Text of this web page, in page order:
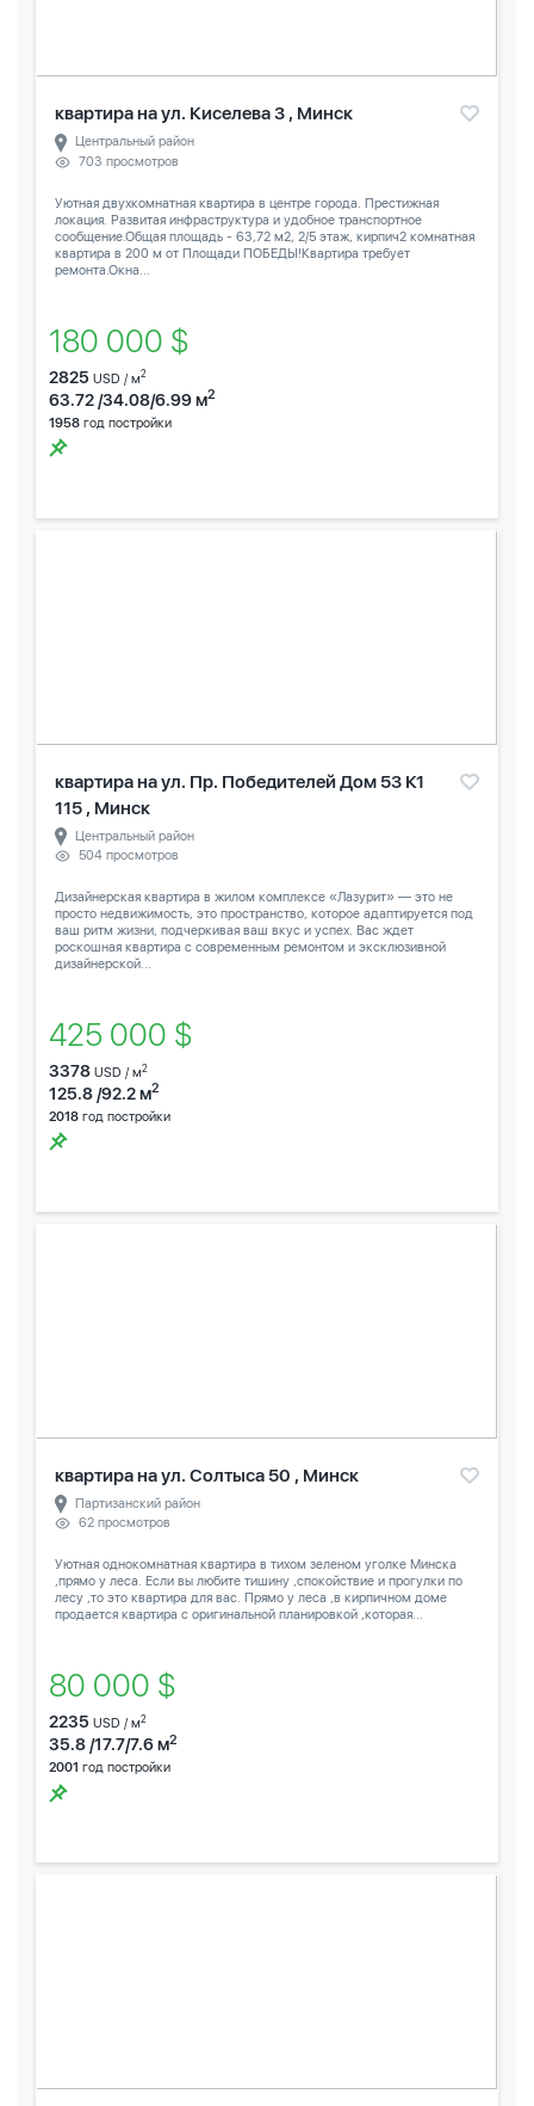
квартира на ул. Киселева 3 , Минск
Центральный район
703 просмотров
Уютная двухкомнатная квартира в центре города. Престижная
локация. Развитая инфраструктура и удобное транспортное
сообщение.Общая площадь - 63,72 м2, 2/5 этаж, кирпич2 комнатная
квартира в 200 м от Площади ПОБЕДЫ!Квартира требует
ремонта.Окна...
180 000 $
2825 USD / м2
63.72 /34.08/6.99 м2
1958 год постройки
квартира на ул. Пр. Победителей Дом 53 К1
115 , Минск
Центральный район
504 просмотров
Дизайнерская квартира в жилом комплексе «Лазурит» — это не
просто недвижимость, это пространство, которое адаптируется под
ваш ритм жизни, подчеркивая ваш вкус и успех. Вас ждет
роскошная квартира с современным ремонтом и эксклюзивной
дизайнерской...
425 000 $
3378 USD / м2
125.8 /92.2 м2
2018 год постройки
квартира на ул. Солтыса 50 , Минск
Партизанский район
62 просмотров
Уютная однокомнатная квартира в тихом зеленом уголке Минска
,прямо у леса. Если вы любите тишину ,спокойствие и прогулки по
лесу ,то это квартира для вас. Прямо у леса ,в кирпичном доме
продается квартира с оригинальной планировкой ,которая...
80 000 $
2235 USD / м2
35.8 /17.7/7.6 м2
2001 год постройки